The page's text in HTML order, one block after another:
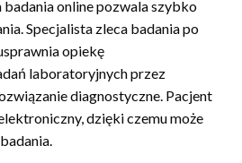
badania online pozwala szybko
Specjalista zleca badania po
opiekę
laboratoryjnych przez
diagnostyczne. Pacjent
dzięki czemu może